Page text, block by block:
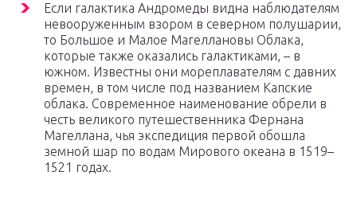
Если галактика Андромеды видна наблюдателям
невооруженным взором в северном полушарии,
то Большое и Малое Магеллановы Облака,
которые также оказались галактиками, – в
южном. Известны они мореплавателям с давних
времен, в том числе под названием Капские
облака. Современное наименование обрели в
честь великого путешественника Фернана
Магеллана, чья экспедиция первой обошла
земной шар по водам Мирового океана в 1519–
1521 годах.